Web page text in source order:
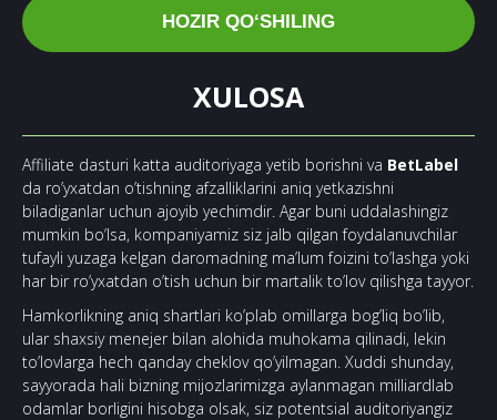
HOZIR QOʻSHILING
XULOSA
Affiliate dasturi katta auditoriyaga yetib borishni va BetLabel
da ro’yxatdan o’tishning afzalliklarini aniq yetkazishni
biladiganlar uchun ajoyib yechimdir. Agar buni uddalashingiz
mumkin bo’lsa, kompaniyamiz siz jalb qilgan foydalanuvchilar
tufayli yuzaga kelgan daromadning ma’lum foizini to’lashga yoki
har bir ro’yxatdan o’tish uchun bir martalik to’lov qilishga tayyor.
Hamkorlikning aniq shartlari ko’plab omillarga bog’liq bo’lib,
ular shaxsiy menejer bilan alohida muhokama qilinadi, lekin
to’lovlarga hech qanday cheklov qo’yilmagan. Xuddi shunday,
sayyorada hali bizning mijozlarimizga aylanmagan milliardlab
odamlar borligini hisobga olsak, siz potentsial auditoriyangiz